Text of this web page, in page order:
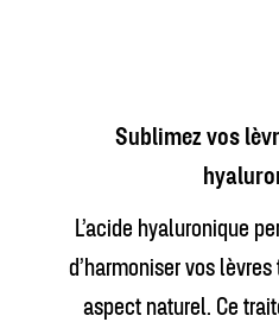
Sublimez vos
L’acide hyaluronique
d’harmoniser vos
aspect naturel. Ce